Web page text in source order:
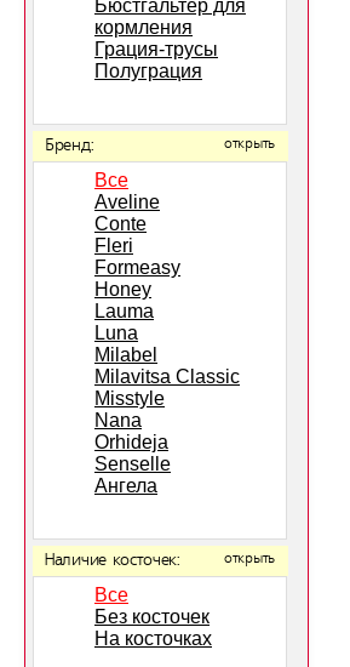
Бюстгальтер для
кормления
Грация-трусы
Полуграция
Бренд: открыть
Все
Aveline
Conte
Fleri
Formeasy
Honey
Lauma
Luna
Milabel
Milavitsa Classic
Misstyle
Nana
Orhideja
Senselle
Ангела
Наличие косточек: открыть
Все
Без косточек
На косточках